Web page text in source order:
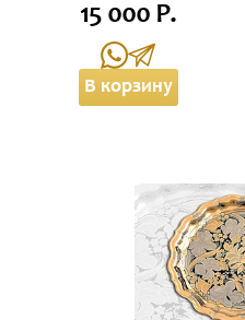
15 000 Р.
В корзину